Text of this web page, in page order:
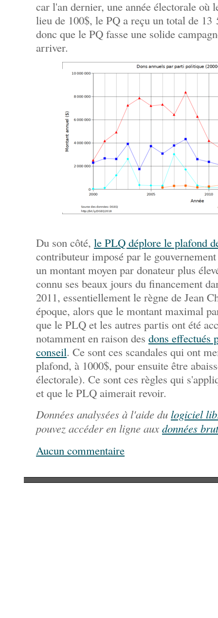
car l'an dernier, une année électorale où
lieu de 100$, le PQ a reçu un total de
donc que le PQ fasse une solide
arriver.
Du son côté, le PLQ déplore le plafond
contributeur imposé par le
un montant moyen par donateur plus
connu ses beaux jours du financement
2011, essentiellement le règne de Jean
époque, alors que le montant maximal
que le PLQ et les autres partis ont été
notamment en raison des dons effectués
conseil. Ce sont ces scandales qui ont
plafond, à 1000$, pour ensuite être
électorale). Ce sont ces règles qui
et que le PLQ aimerait revoir.
Données analysées à l'aide du logiciel
pouvez accéder en ligne aux données
Aucun commentaire